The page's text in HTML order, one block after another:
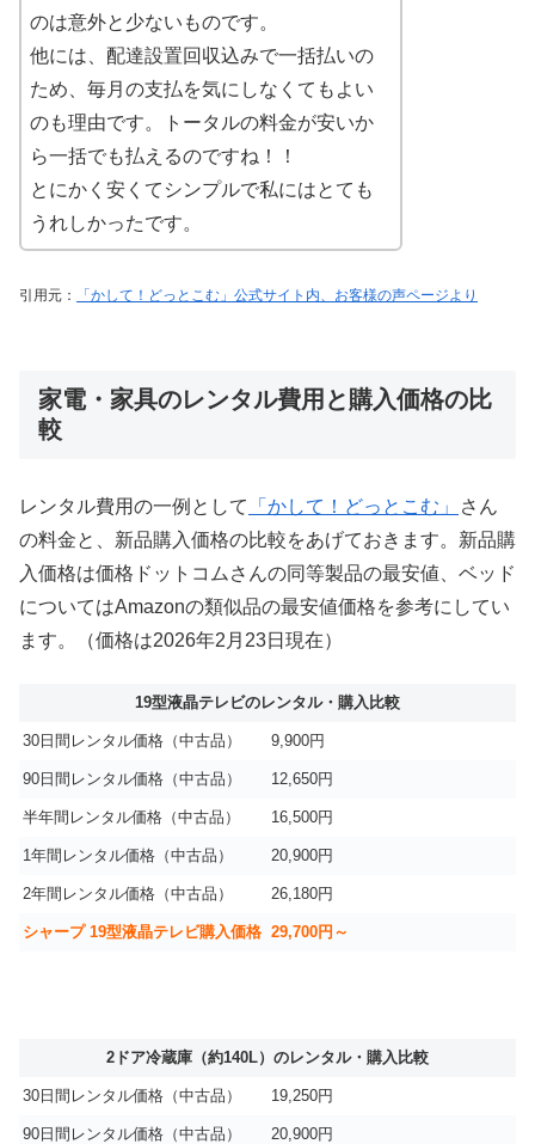
のは意外と少ないものです。
他には、配達設置回収込みで一括払いの
ため、毎月の支払を気にしなくてもよい
のも理由です。トータルの料金が安いか
ら一括でも払えるのですね！！
とにかく安くてシンプルで私にはとても
うれしかったです。
引用元： 「かして！どっとこむ」公式サイト内、お客様の声ページより
家電・家具のレンタル費用と購入価格の比
較
レンタル費用の一例として 「かして！どっとこむ」
さん
の料金と、新品購入価格の比較をあげておきます。新品購
入価格は価格ドットコムさんの同等製品の最安値、ベッド
についてはAmazonの類似品の最安値価格を参考にしてい
ます。（価格は2026年2月23日現在）
19型液晶テレビのレンタル・購入比較
30日間レンタル価格（中古品） 9,900円
90日間レンタル価格（中古品） 12,650円
半年間レンタル価格（中古品） 16,500円
1年間レンタル価格（中古品） 20,900円
2年間レンタル価格（中古品） 26,180円
シャープ 19型液晶テレビ購入価格 29,700円～
2ドア冷蔵庫（約140L）のレンタル・購入比較
30日間レンタル価格（中古品） 19,250円
90日間レンタル価格（中古品） 20,900円